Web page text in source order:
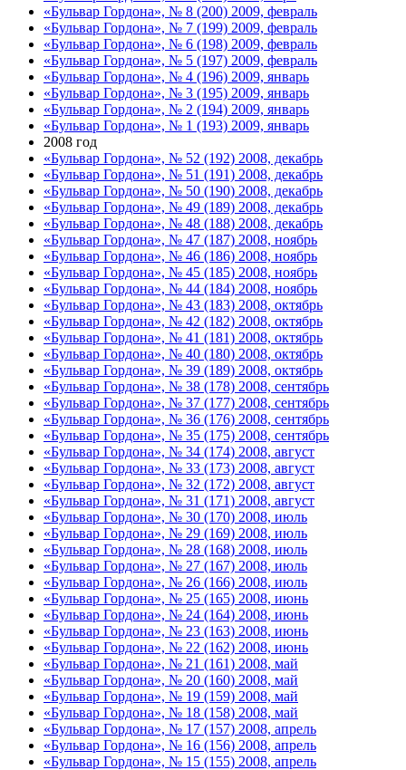
«Бульвар Гордона», № 8 (200) 2009, февраль
«Бульвар Гордона», № 7 (199) 2009, февраль
«Бульвар Гордона», № 6 (198) 2009, февраль
«Бульвар Гордона», № 5 (197) 2009, февраль
«Бульвар Гордона», № 4 (196) 2009, январь
«Бульвар Гордона», № 3 (195) 2009, январь
«Бульвар Гордона», № 2 (194) 2009, январь
«Бульвар Гордона», № 1 (193) 2009, январь
2008 год
«Бульвар Гордона», № 52 (192) 2008, декабрь
«Бульвар Гордона», № 51 (191) 2008, декабрь
«Бульвар Гордона», № 50 (190) 2008, декабрь
«Бульвар Гордона», № 49 (189) 2008, декабрь
«Бульвар Гордона», № 48 (188) 2008, декабрь
«Бульвар Гордона», № 47 (187) 2008, ноябрь
«Бульвар Гордона», № 46 (186) 2008, ноябрь
«Бульвар Гордона», № 45 (185) 2008, ноябрь
«Бульвар Гордона», № 44 (184) 2008, ноябрь
«Бульвар Гордона», № 43 (183) 2008, октябрь
«Бульвар Гордона», № 42 (182) 2008, октябрь
«Бульвар Гордона», № 41 (181) 2008, октябрь
«Бульвар Гордона», № 40 (180) 2008, октябрь
«Бульвар Гордона», № 39 (189) 2008, октябрь
«Бульвар Гордона», № 38 (178) 2008, сентябрь
«Бульвар Гордона», № 37 (177) 2008, сентябрь
«Бульвар Гордона», № 36 (176) 2008, сентябрь
«Бульвар Гордона», № 35 (175) 2008, сентябрь
«Бульвар Гордона», № 34 (174) 2008, август
«Бульвар Гордона», № 33 (173) 2008, август
«Бульвар Гордона», № 32 (172) 2008, август
«Бульвар Гордона», № 31 (171) 2008, август
«Бульвар Гордона», № 30 (170) 2008, июль
«Бульвар Гордона», № 29 (169) 2008, июль
«Бульвар Гордона», № 28 (168) 2008, июль
«Бульвар Гордона», № 27 (167) 2008, июль
«Бульвар Гордона», № 26 (166) 2008, июль
«Бульвар Гордона», № 25 (165) 2008, июнь
«Бульвар Гордона», № 24 (164) 2008, июнь
«Бульвар Гордона», № 23 (163) 2008, июнь
«Бульвар Гордона», № 22 (162) 2008, июнь
«Бульвар Гордона», № 21 (161) 2008, май
«Бульвар Гордона», № 20 (160) 2008, май
«Бульвар Гордона», № 19 (159) 2008, май
«Бульвар Гордона», № 18 (158) 2008, май
«Бульвар Гордона», № 17 (157) 2008, апрель
«Бульвар Гордона», № 16 (156) 2008, апрель
«Бульвар Гордона», № 15 (155) 2008, апрель